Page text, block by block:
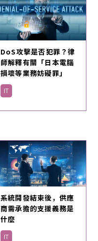
DoS攻擊是否犯罪？律
師解釋有關「日本電腦
損壞等業務妨礙罪」
IT
系統開發結束後，供應
商需承擔的支援義務是
什麼
IT